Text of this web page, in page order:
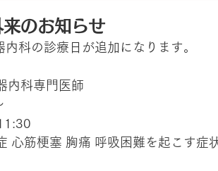
のお知らせ
科の診療日が追加になります。
内科専門医師
心筋梗塞 胸痛 呼吸困難を起こす症